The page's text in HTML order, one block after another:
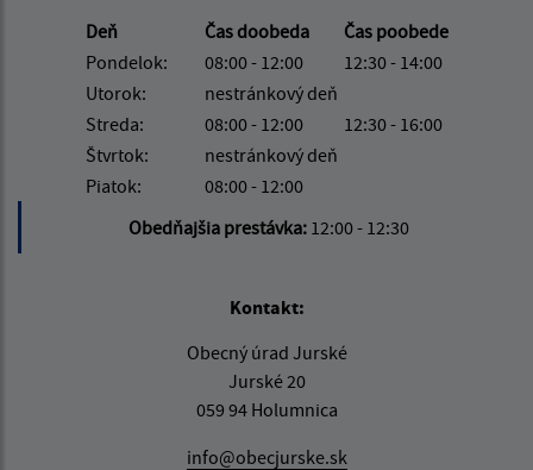
Deň
Čas doobeda
Čas poobede
Pondelok:
08:00 - 12:00
12:30 - 14:00
Utorok:
nestránkový deň
Streda:
08:00 - 12:00
12:30 - 16:00
Štvrtok:
nestránkový deň
Piatok:
08:00 - 12:00
Obedňajšia prestávka: 12:00 - 12:30
Kontakt:
Obecný úrad Jurské
Jurské 20
059 94 Holumnica
info@obecjurske.sk